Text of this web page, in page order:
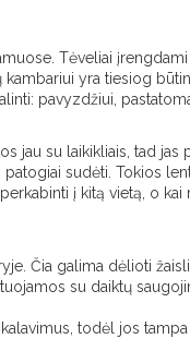
Tėveliai
yra tiesiog
pavyzdžiui,
jau su laikikliais, tad
sudėti. Tokios
į kitą vietą, o
Čia galima dėlioti
su daiktų
todėl jos